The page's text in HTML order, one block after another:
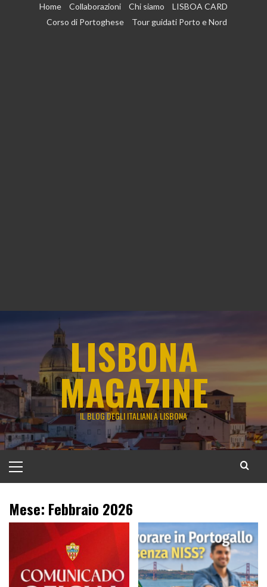
Home Collaborazioni Chi siamo
LISBOA CARD
Corso di Portoghese
Tour guidati Porto e Nord
LISBONA
MAGAZINE
IL BLOG DEGLI ITALIANI A LISBONA
principale
Mese: Febbraio 2026